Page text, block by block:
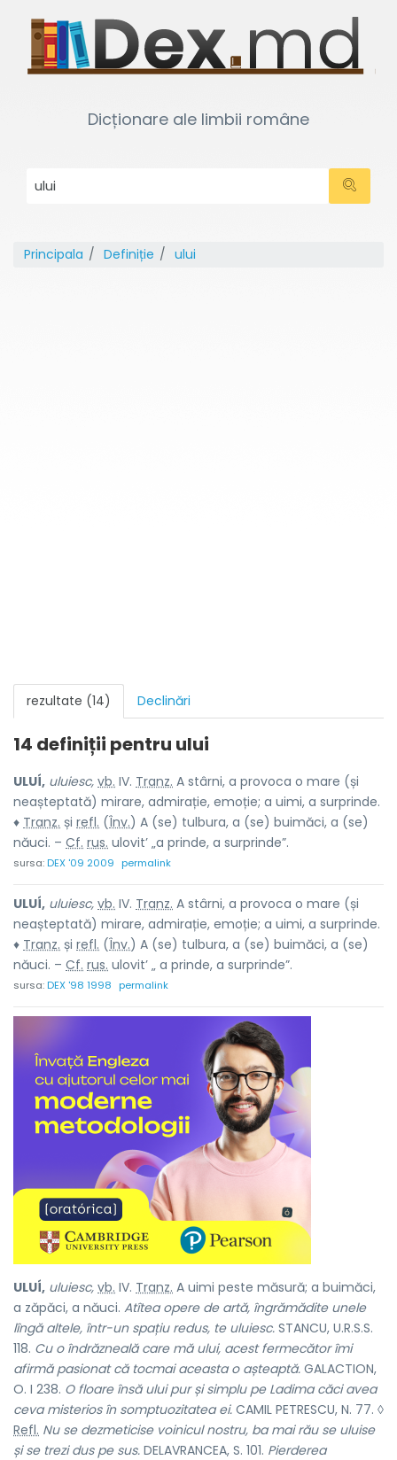
Dicționare ale limbii române
Principala Definiție ului
rezultate (14) Declinări
14 definiții pentru ului
ULUÍ, uluiesc, vb. IV. Tranz. A stârni, a provoca o mare (și
neașteptată) mirare, admirație, emoție; a uimi, a surprinde.
♦ Tranz. și refl. (Înv.) A (se) tulbura, a (se) buimăci, a (se)
năuci. – Cf. rus. ulovit’ „a prinde, a surprinde”.
sursa:DEX '09 2009 permalink
ULUÍ, uluiesc, vb. IV. Tranz. A stârni, a provoca o mare (și
neașteptată) mirare, admirație, emoție; a uimi, a surprinde.
♦ Tranz. și refl. (Înv.) A (se) tulbura, a (se) buimăci, a (se)
năuci. – Cf. rus. ulovit’ „ a prinde, a surprinde”.
sursa:DEX '98 1998 permalink
ULUÍ, uluiesc, vb. IV. Tranz. A uimi peste măsură; a buimăci,
a zăpăci, a năuci. Atîtea opere de artă, îngrămădite unele
lîngă altele, într-un spațiu redus, te uluiesc. STANCU, U.R.S.S.
118. Cu o îndrăzneală care mă ului, acest fermecător îmi
afirmă pasionat că tocmai aceasta o așteaptă. GALACTION,
O. I 238. O floare însă ului pur și simplu pe Ladima căci avea
ceva misterios în somptuozitatea ei. CAMIL PETRESCU, N. 77. ◊
Refl. Nu se dezmeticise voinicul nostru, ba mai rău se uluise
și se trezi dus pe sus. DELAVRANCEA, S. 101. Pierderea